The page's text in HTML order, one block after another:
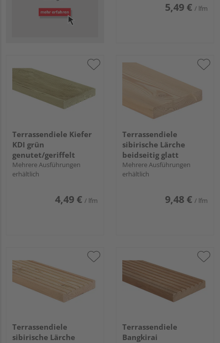
5,49 € / lfm
Terrassendiele Kiefer
KDI grün
genutet/geriffelt
Mehrere Ausführungen
erhältlich
4,49 € / lfm
Terrassendiele
sibirische Lärche
beidseitig glatt
Mehrere Ausführungen
erhältlich
9,48 € / lfm
Terrassendiele
sibirische Lärche
Terrassendiele
Bangkirai